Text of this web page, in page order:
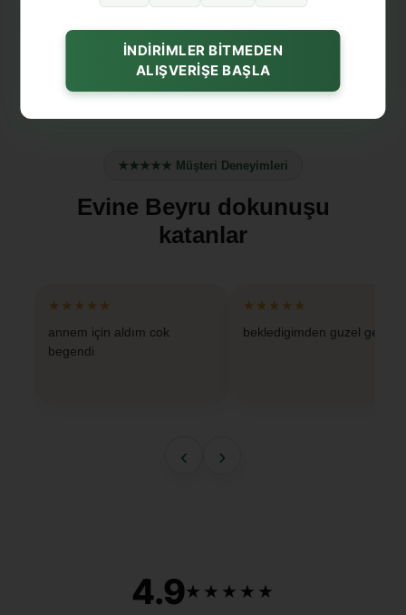
5000₺üzeri%30
★★★★★ Müşteri Deneyimleri
Evine Beyru dokunuşu
katanlar
★★★★★
annem için aldım cok
begendi
★★★★★
bekledigimden guzel geldi
‹ ›
4.9★★★★★
★★★★★
İNDİRİMLER BİTMEDEN
ALIŞVERİŞE BAŞLA